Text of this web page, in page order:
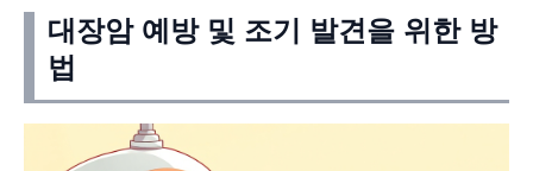
대장암 예방 및 조기 발견을 위한 방
법